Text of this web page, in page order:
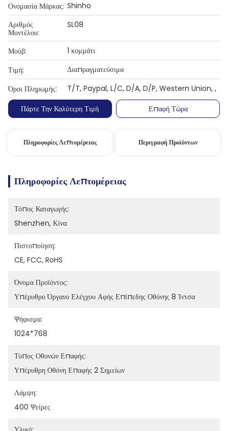
Ονομασία Μάρκας: Shinho
Αριθμός
Μοντέλου:
SL08
Μούβ:
1 κομμάτι
Τιμή:
Διαπραγματεύσιμα
Όροι Πληρωμής:
T/T, Paypal, L/C, D/A, D/P, Western Union, ,
Πάρτε Την Καλύτερη Τιμή
Επαφή Τώρα
Πληροφορίες Λεπτομέρειας Περιγραφή Προϊόντων
Πληροφορίες Λεπτομέρειας
Τόπος Καταγωγής:
Shenzhen, Κίνα
Πιστοποίηση:
CE, FCC, RoHS
Όνομα Προϊόντος:
Υπέρυθρο Όργανο Ελέγχου Αφής Επίπεδης Οθόνης 8 Ίντσα
Ψήφισμα:
1024*768
Τύπος Οθονών Επαφής:
Υπέρυθρη Οθόνη Επαφής 2 Σημείων
Λάμψη:
400 Ψείρες